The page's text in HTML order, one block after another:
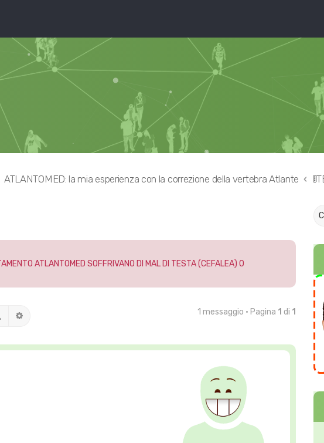
ATLANTOMED: la mia esperienza con la correzione della vertebra Atlante
ATLANTOMED SOFFRIVANO DI MAL DI TESTA (CEFALEA) O
Cerca 1 messaggio • Pagina 1 di 1